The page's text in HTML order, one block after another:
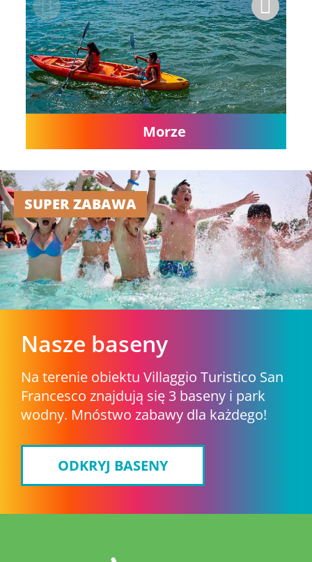
Morze
SUPER ZABAWA
Nasze baseny
Na terenie obiektu Villaggio Turistico San
Francesco znajdują się 3 baseny i park
wodny. Mnóstwo zabawy dla każdego!
ODKRYJ BASENY